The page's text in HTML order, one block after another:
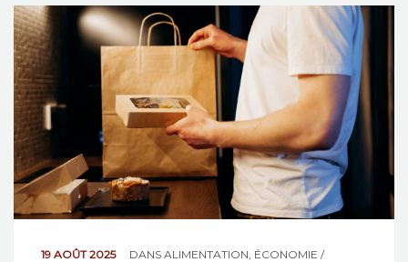
19 AOÛT 2025 DANS ALIMENTATION ÉCONOMIE /